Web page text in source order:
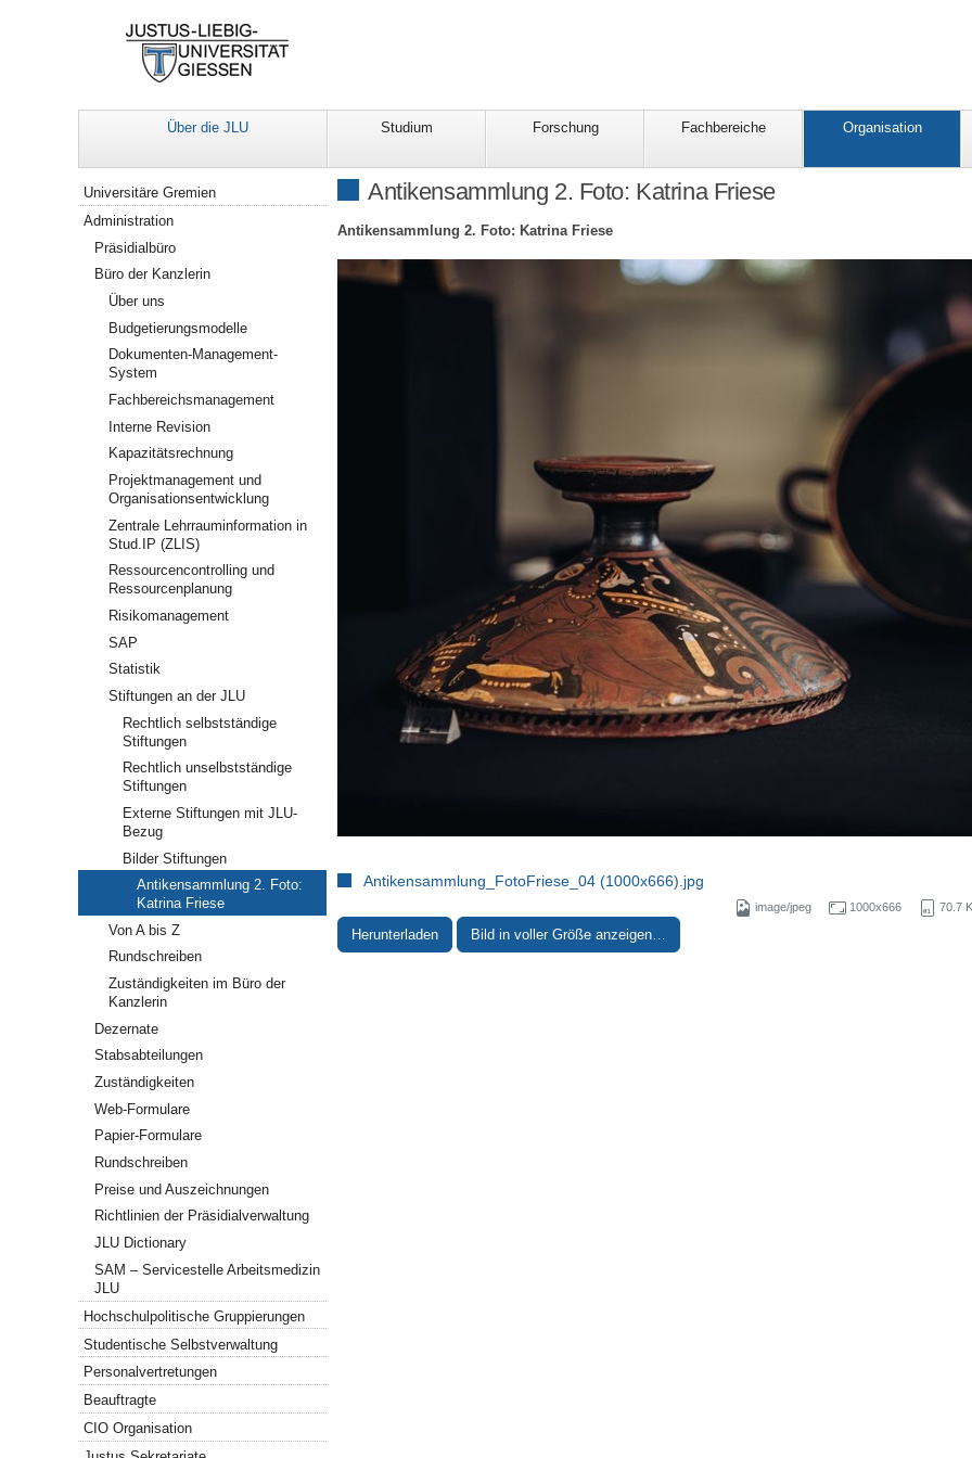
Über die JLU Studium Forschung Fachbereiche Organisation
Antikensammlung 2. Foto: Katrina Friese
Antikensammlung 2. Foto: Katrina Friese
Antikensammlung_FotoFriese_04 (1000x666).jpg
image/jpeg 1000x666 70.7
Herunterladen Bild in voller Größe anzeigen…
Navigation
Universitäre Gremien
Administration
Präsidialbüro
Büro der Kanzlerin
Über uns
Budgetierungsmodelle
Dokumenten-Management-
System
Fachbereichsmanagement
Interne Revision
Kapazitätsrechnung
Projektmanagement und
Organisationsentwicklung
Zentrale Lehrrauminformation in
Stud.IP (ZLIS)
Ressourcencontrolling und
Ressourcenplanung
Risikomanagement
SAP
Statistik
Stiftungen an der JLU
Rechtlich selbstständige
Stiftungen
Rechtlich unselbstständige
Stiftungen
Externe Stiftungen mit JLU-
Bezug
Bilder Stiftungen
Antikensammlung 2. Foto:
Katrina Friese
Von A bis Z
Rundschreiben
Zuständigkeiten im Büro der
Kanzlerin
Dezernate
Stabsabteilungen
Zuständigkeiten
Web-Formulare
Papier-Formulare
Rundschreiben
Preise und Auszeichnungen
Richtlinien der Präsidialverwaltung
JLU Dictionary
SAM – Servicestelle Arbeitsmedizin
JLU
Hochschulpolitische Gruppierungen
Studentische Selbstverwaltung
Personalvertretungen
Beauftragte
CIO Organisation